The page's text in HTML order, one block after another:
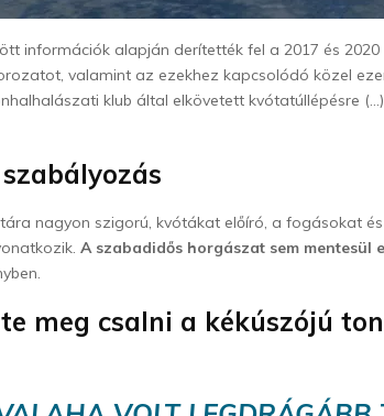
információk alapján derítették fel a 2017 és
valamint az ezekhez kapcsolódó közel
klub által elkövetett kvótatúllépésre
nagyon szigorú, kvótákat előíró, a fogásokat
A szabadidős horgászat sem mentesül
meg csalni a kékúszójú